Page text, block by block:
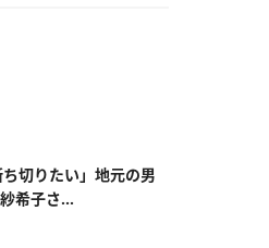
ち切りたい」地元の男
希子さ...